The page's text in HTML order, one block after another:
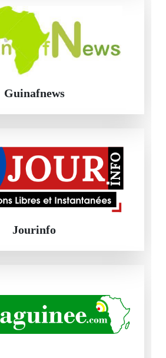
Guinafnews
Jourinfo